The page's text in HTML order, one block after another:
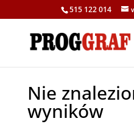
515 122 014
Nie
wyników